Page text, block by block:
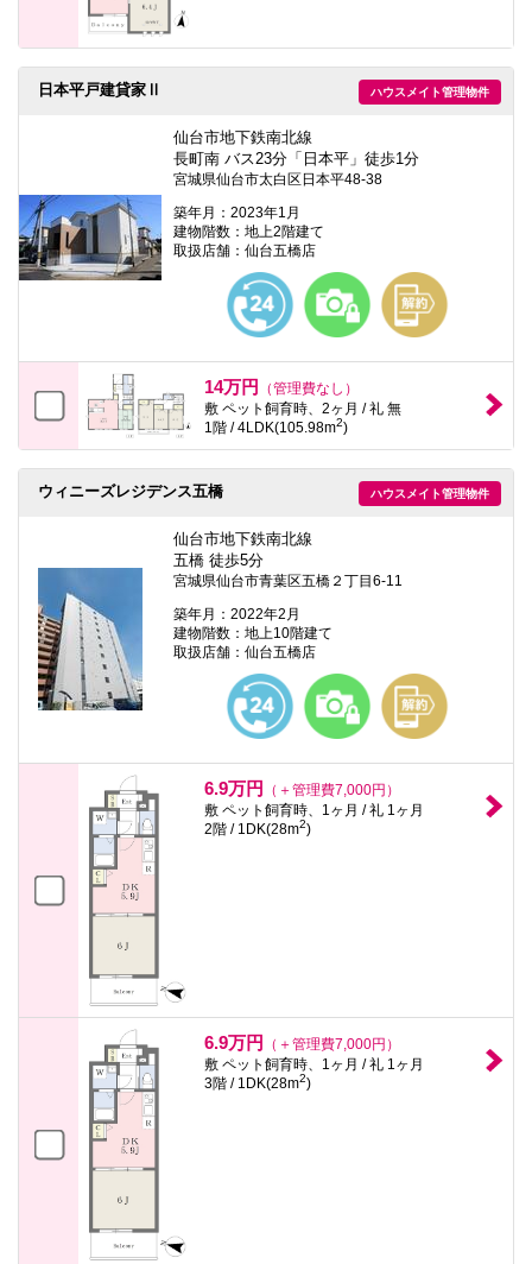
ハウスメイト管理物件
日本平戸建貸家Ⅱ
仙台市地下鉄南北線
長町南 バス23分「日本平」徒歩1分
宮城県仙台市太白区日本平48-38
築年月：2023年1月
建物階数：地上2階建て
取扱店舗：仙台五橋店
14万円
（管理費なし）
敷 ペット飼育時、2ヶ月 / 礼 無
1階 / 4LDK(105.98m2)
ハウスメイト管理物件
ウィニーズレジデンス五橋
仙台市地下鉄南北線
五橋 徒歩5分
宮城県仙台市青葉区五橋２丁目6-11
築年月：2022年2月
建物階数：地上10階建て
取扱店舗：仙台五橋店
6.9万円
（＋管理費7,000円）
敷 ペット飼育時、1ヶ月 / 礼 1ヶ月
2階 / 1DK(28m2)
6.9万円
（＋管理費7,000円）
敷 ペット飼育時、1ヶ月 / 礼 1ヶ月
3階 / 1DK(28m2)